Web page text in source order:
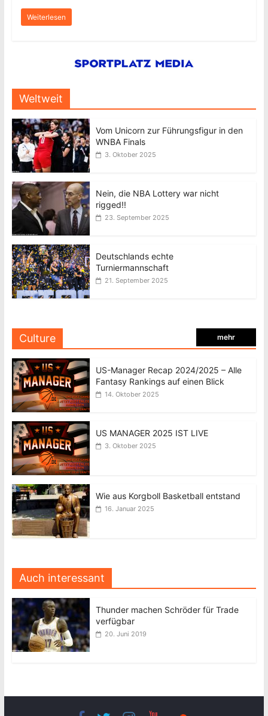
Weiterlesen
Weltweit
Vom Unicorn zur Führungsfigur in den
WNBA Finals
3. Oktober 2025
Nein, die NBA Lottery war nicht
rigged!!
23. September 2025
Deutschlands echte
Turniermannschaft
21. September 2025
Culture mehr
US-Manager Recap 2024/2025 – Alle
Fantasy Rankings auf einen Blick
14. Oktober 2025
US MANAGER 2025 IST LIVE
3. Oktober 2025
Wie aus Korgboll Basketball entstand
16. Januar 2025
Auch interessant
Thunder machen Schröder für Trade
verfügbar
20. Juni 2019